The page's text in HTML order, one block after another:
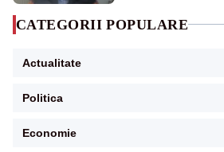
CATEGORII POPULARE
Actualitate
Politica
Economie